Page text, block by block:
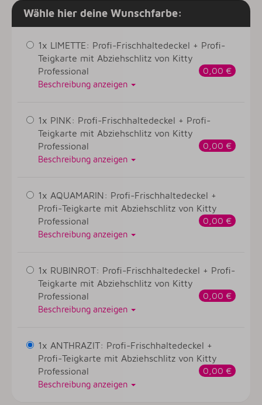
Wähle hier deine Wunschfarbe:
1x LIMETTE: Profi-Frischhaltedeckel + Profi-
Teigkarte mit Abziehschlitz von Kitty
Professional
0,00 €
Beschreibung anzeigen
1x PINK: Profi-Frischhaltedeckel + Profi-
Teigkarte mit Abziehschlitz von Kitty
Professional
0,00 €
Beschreibung anzeigen
1x AQUAMARIN: Profi-Frischhaltedeckel +
Profi-Teigkarte mit Abziehschlitz von Kitty
Professional
0,00 €
Beschreibung anzeigen
1x RUBINROT: Profi-Frischhaltedeckel + Profi-
Teigkarte mit Abziehschlitz von Kitty
Professional
0,00 €
Beschreibung anzeigen
1x ANTHRAZIT: Profi-Frischhaltedeckel +
Profi-Teigkarte mit Abziehschlitz von Kitty
Professional
0,00 €
Beschreibung anzeigen